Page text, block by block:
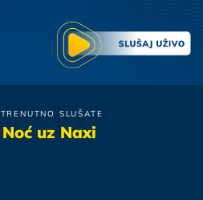
TRENUTNO SLUŠATE
Noć uz NaxiNina Badric